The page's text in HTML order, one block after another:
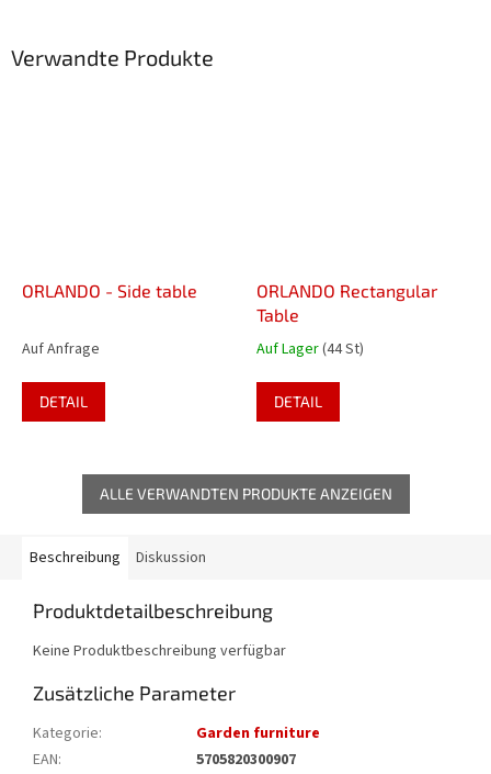
Verwandte Produkte
ORLANDO - Side table
Auf Anfrage
DETAIL
ORLANDO Rectangular
Table
Auf Lager(44 St)
DETAIL
ALLE VERWANDTEN PRODUKTE ANZEIGEN
Beschreibung Diskussion
Produktdetailbeschreibung
Keine Produktbeschreibung verfügbar
Zusätzliche Parameter
Kategorie:
Garden furniture
EAN:
5705820300907